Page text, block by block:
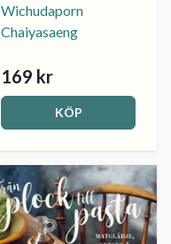
Wichudaporn
Chaiyasaeng
169 kr
KÖP